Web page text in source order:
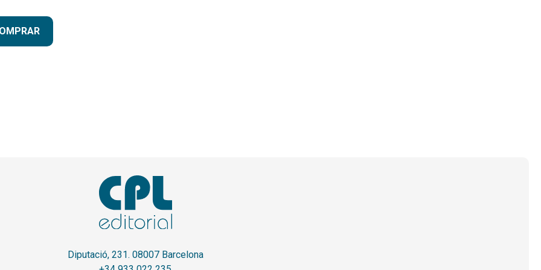
Diputació, 231. 08007 Barcelona